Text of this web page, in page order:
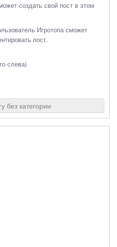
создать свой пост в этом
Игротопа сможет
пост.
слева)
без категории